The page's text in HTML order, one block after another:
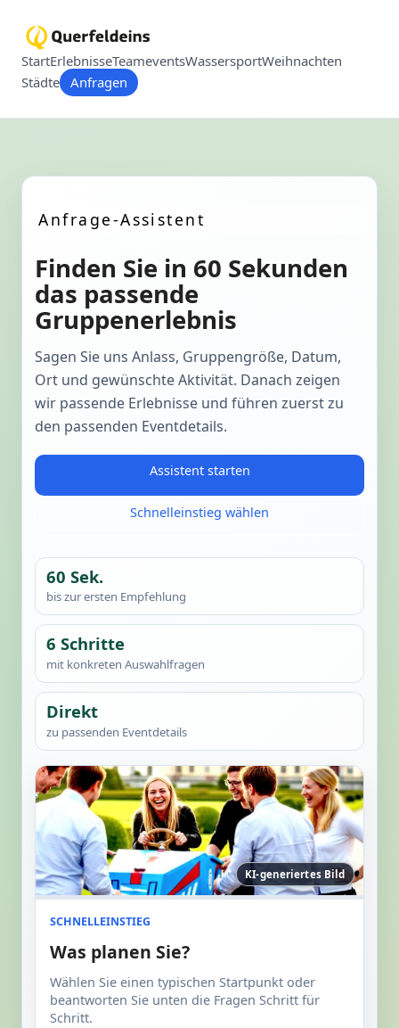
StartErlebnisseTeameventsWassersportWeihnachten
Städte Anfragen
Anfrage-Assistent
Finden Sie in 60 Sekunden
das passende
Gruppenerlebnis
Sagen Sie uns Anlass, Gruppengröße, Datum,
Ort und gewünschte Aktivität. Danach zeigen
wir passende Erlebnisse und führen zuerst zu
den passenden Eventdetails.
Assistent starten
Schnelleinstieg wählen
60 Sek.
bis zur ersten Empfehlung
6 Schritte
mit konkreten Auswahlfragen
Direkt
zu passenden Eventdetails
KI-generiertes Bild
SCHNELLEINSTIEG
Was planen Sie?
Wählen Sie einen typischen Startpunkt oder
beantworten Sie unten die Fragen Schritt für
Schritt.